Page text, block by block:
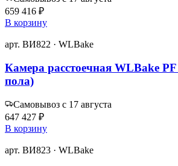
659 416 ₽
В корзину
арт. ВИ822 · WLBake
Камера расстоечная WLBake PF
пола)
Самовывоз с 17 августа
647 427 ₽
В корзину
арт. ВИ823 · WLBake